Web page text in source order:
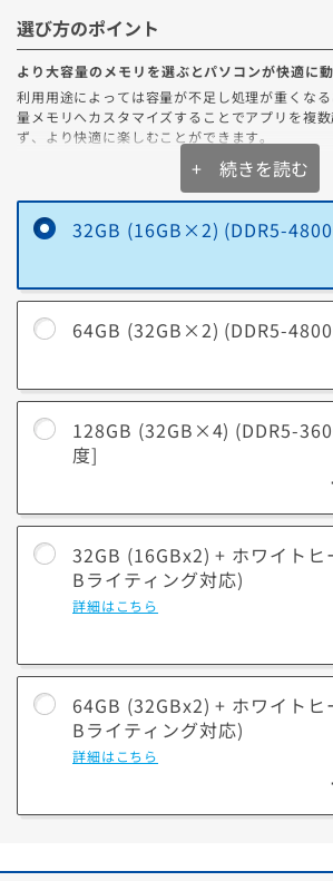
示す指標です。
効率が高いほど発熱や電気のロスが少なく、静
ます。
80PLUS認証
電源の効率を表す指標
80PLUS認証のラ
Standard BRONZE SILVER
Cybenetics認証
電源の効率+静音性を表す指標
Cybenetics 変換効率（
BRONZE SILVER GOLD
Cybenetics 静音性（
スタンダード スタンダード+
あくまで目安となりますので、ご了承ください。
モデルにより選択できない場合がございます。
選び方のポイント
より大容量のメモリを選ぶとパソコンが快適に動
利用用途によっては容量が不足し処理が重くな
量メモリへカスタマイズすることでアプリを複
ず、より快適に楽しむことができます。
メモリ容量の選び方
16GB
同時使用する場合にオススメ。
最新ゲームを高設定でプレイしたり
ソフト（3DCG制作、4K動画編集、
64GB
4K以上の動画編集、複雑な3Dモデ
ム開発などのプロフェッショナル
大規模なデータ処理、超高精細な映
適。
+ 続きを読む
32GB (16GB×2) (DDR5-
64GB (32GB×2) (DDR5-
128GB (32GB×4) (DDR5-
度]
32GB (16GBx2) + ホワイトヒ
Bライティング対応)
詳細はこちら
64GB (32GBx2) + ホワイトヒ
Bライティング対応)
詳細はこちら